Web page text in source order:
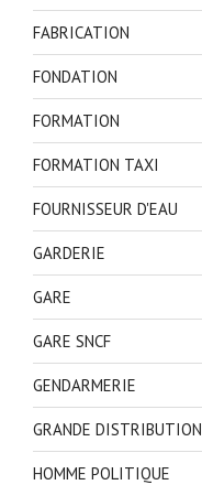
FABRICATION
FONDATION
FORMATION
FORMATION TAXI
FOURNISSEUR D'EAU
GARDERIE
GARE
GARE SNCF
GENDARMERIE
GRANDE DISTRIBUTION
HOMME POLITIQUE